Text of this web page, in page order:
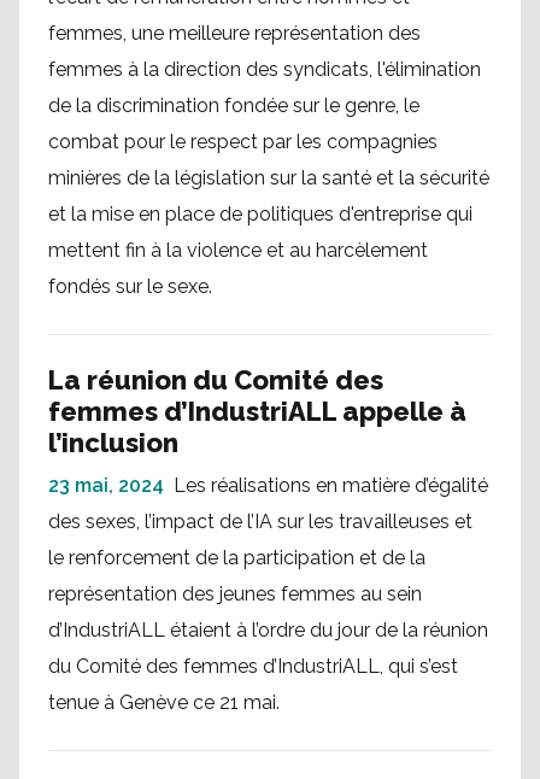
femmes, une meilleure représentation des
femmes à la direction des syndicats, l'élimination
de la discrimination fondée sur le genre, le
combat pour le respect par les compagnies
minières de la législation sur la santé et la sécurité
et la mise en place de politiques d'entreprise qui
mettent fin à la violence et au harcèlement
fondés sur le sexe.
La réunion du Comité des
femmes d’IndustriALL appelle à
l’inclusion
23 mai, 2024 Les réalisations en matière d’égalité
des sexes, l’impact de l’IA sur les travailleuses et
le renforcement de la participation et de la
représentation des jeunes femmes au sein
d’IndustriALL étaient à l’ordre du jour de la réunion
du Comité des femmes d’IndustriALL, qui s’est
tenue à Genève ce 21 mai.